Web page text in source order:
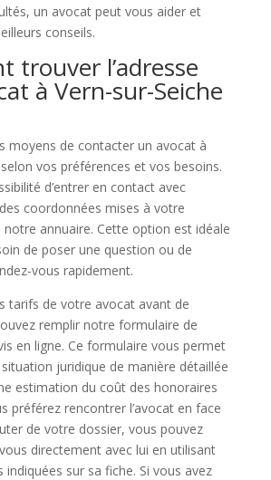
un avocat peut vous aider et
conseils.
trouver l’adresse
à Vern-sur-Seiche
moyens de contacter un avocat à
vos préférences et vos besoins.
d’entrer en contact avec
coordonnées mises à votre
notre annuaire. Cette option est idéale
de poser une question ou de
vous rapidement.
tarifs de votre avocat avant de
remplir notre formulaire de
en ligne. Ce formulaire vous permet
juridique de manière détaillée
estimation du coût des honoraires
préférez rencontrer l’avocat en face
de votre dossier, vous pouvez
directement avec lui en utilisant
sur sa fiche. Si vous avez